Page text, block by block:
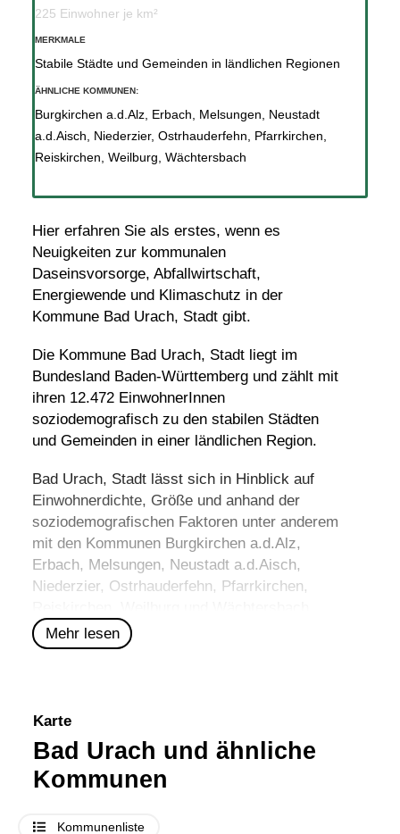
Hier erfahren Sie als erstes, wenn es
Neuigkeiten zur kommunalen
Daseinsvorsorge, Abfallwirtschaft,
Energiewende und Klimaschutz in der
Kommune Bad Urach, Stadt gibt.
Die Kommune Bad Urach, Stadt liegt im
Bundesland Baden-Württemberg und zählt mit
ihren 12.472 EinwohnerInnen
soziodemografisch zu den stabilen Städten
und Gemeinden in einer ländlichen Region.
Bad Urach, Stadt lässt sich in Hinblick auf
Einwohnerdichte, Größe und anhand der
soziodemografischen Faktoren unter anderem
mit den Kommunen Burgkirchen a.d.Alz,
Erbach, Melsungen, Neustadt a.d.Aisch,
Niederzier, Ostrhauderfehn, Pfarrkirchen,
vergleichen.
Mehr lesen
225 Einwohner je km²
MERKMALE
Stabile Städte und Gemeinden in ländlichen Regionen
ÄHNLICHE KOMMUNEN:
Burgkirchen a.d.Alz, Erbach Melsungen
Neustadt
a.d.Aisch
Niederzier, Ostrhauderfehn Pfarrkirchen
Reiskirchen Weilburg Wächtersbach
Karte
Bad Urach und ähnliche
Kommunen
Kommunenliste